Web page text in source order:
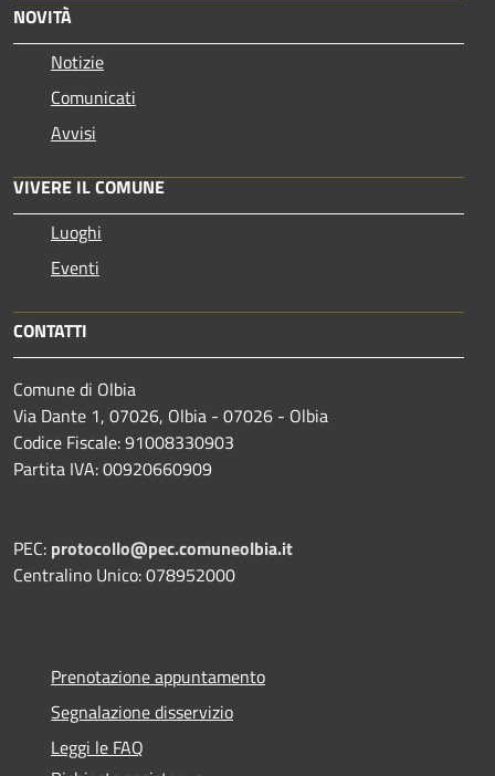
NOVITÀ
Notizie
Comunicati
Avvisi
VIVERE IL COMUNE
Luoghi
Eventi
CONTATTI
Comune di Olbia
Via Dante 1, 07026, Olbia - 07026 - Olbia
Codice Fiscale: 91008330903
Partita IVA: 00920660909
PEC: protocollo@pec.comuneolbia.it
Centralino Unico: 078952000
Prenotazione appuntamento
Segnalazione disservizio
Leggi le FAQ